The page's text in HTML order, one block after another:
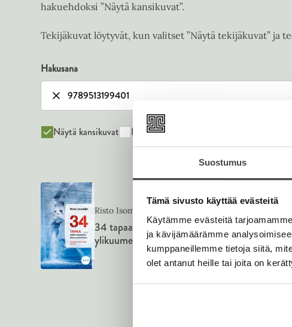
Suostumus
Tämä sivusto käyttää evästeitä
Käytämme evästeitä
ja kävijämäärämme
kumppaneillemme tietoja siitä,
olet antanut heille tai joita on
hakuehdoksi ”Näytä kansikuvat”.
Tekijäkuvat löytyvät, kun valitset ”Näytä tekijäkuvat” ja
Hakusana
Näytä kansikuvat Näytä tekijäkuvat
Risto Isomäki
34 tapaa estää maapallon
ylikuumeneminen
Pokkari
ISBN9789513199401
1301x2101px